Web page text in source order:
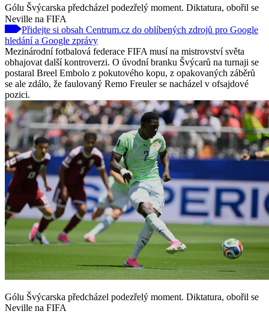
Gólu Švýcarska předcházel podezřelý moment. Diktatura, obořil se
Neville na FIFA
Přidejte si obsah Centrum.cz do oblíbených zdrojů pro Google
hledání a Google zprávy
Mezinárodní fotbalová federace FIFA musí na mistrovství světa
obhajovat další kontroverzi. O úvodní branku Švýcarů na turnaji se
postaral Breel Embolo z pokutového kopu, z opakovaných záběrů
se ale zdálo, že faulovaný Remo Freuler se nacházel v ofsajdové
pozici.
Gólu Švýcarska předcházel podezřelý moment. Diktatura, obořil se
Neville na FIFA